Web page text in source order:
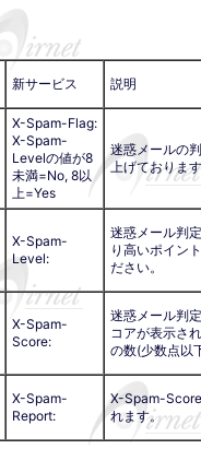
新サービス 説明
X-Spam-Flag:
X-Spam-
Levelの値が8
未満=No, 8以
上=Yes
迷惑メールの
上げております
X-Spam-
Level:
迷惑メール判
り高いポイン
ださい。
X-Spam-
Score:
迷惑メール判
コアが表示さ
の数(少数点以
X-Spam-
Report:
X-Spam-
れます。